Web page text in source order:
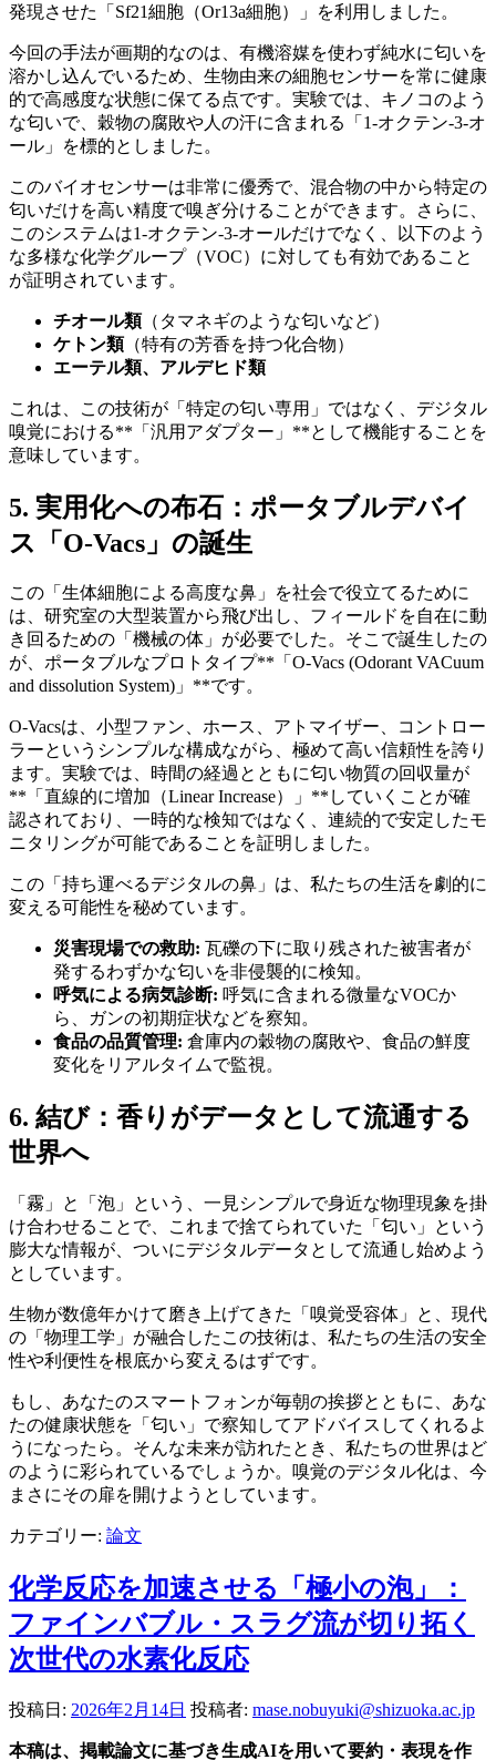
発現させた「Sf21細胞（Or13a細胞）」を利用しました。
今回の手法が画期的なのは、有機溶媒を使わず純水に匂いを
溶かし込んでいるため、生物由来の細胞センサーを常に健康
的で高感度な状態に保てる点です。実験では、キノコのよう
な匂いで、穀物の腐敗や人の汗に含まれる「1-オクテン-3-オ
ール」を標的としました。
このバイオセンサーは非常に優秀で、混合物の中から特定の
匂いだけを高い精度で嗅ぎ分けることができます。さらに、
このシステムは1-オクテン-3-オールだけでなく、以下のよう
な多様な化学グループ（VOC）に対しても有効であること
が証明されています。
チオール類（タマネギのような匂いなど）
ケトン類（特有の芳香を持つ化合物）
エーテル類、アルデヒド類
これは、この技術が「特定の匂い専用」ではなく、デジタル
嗅覚における**「汎用アダプター」**として機能することを
意味しています。
5. 実用化への布石：ポータブルデバイ
ス「O-Vacs」の誕生
この「生体細胞による高度な鼻」を社会で役立てるために
は、研究室の大型装置から飛び出し、フィールドを自在に動
き回るための「機械の体」が必要でした。そこで誕生したの
が、ポータブルなプロトタイプ**「O-Vacs (Odorant VACuum
and dissolution System)」**です。
O-Vacsは、小型ファン、ホース、アトマイザー、コントロー
ラーというシンプルな構成ながら、極めて高い信頼性を誇り
ます。実験では、時間の経過とともに匂い物質の回収量が
**「直線的に増加（Linear Increase）」**していくことが確
認されており、一時的な検知ではなく、連続的で安定したモ
ニタリングが可能であることを証明しました。
この「持ち運べるデジタルの鼻」は、私たちの生活を劇的に
変える可能性を秘めています。
災害現場での救助: 瓦礫の下に取り残された被害者が
発するわずかな匂いを非侵襲的に検知。
呼気による病気診断: 呼気に含まれる微量なVOCか
ら、ガンの初期症状などを察知。
食品の品質管理: 倉庫内の穀物の腐敗や、食品の鮮度
変化をリアルタイムで監視。
6. 結び：香りがデータとして流通する
世界へ
「霧」と「泡」という、一見シンプルで身近な物理現象を掛
け合わせることで、これまで捨てられていた「匂い」という
膨大な情報が、ついにデジタルデータとして流通し始めよう
としています。
生物が数億年かけて磨き上げてきた「嗅覚受容体」と、現代
の「物理工学」が融合したこの技術は、私たちの生活の安全
性や利便性を根底から変えるはずです。
もし、あなたのスマートフォンが毎朝の挨拶とともに、あな
たの健康状態を「匂い」で察知してアドバイスしてくれるよ
うになったら。そんな未来が訪れたとき、私たちの世界はど
のように彩られているでしょうか。嗅覚のデジタル化は、今
まさにその扉を開けようとしています。
カテゴリー: 論文
化学反応を加速させる「極小の泡」：
ファインバブル・スラグ流が切り拓く
次世代の水素化反応
投稿日: 2026年2月14日 投稿者: mase.nobuyuki@shizuoka.ac.jp
本稿は、掲載論文に基づき生成AIを用いて要約・表現を作